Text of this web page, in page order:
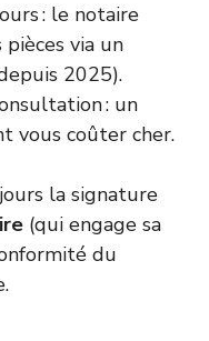
: le notaire
via un
2025).
: un
vous coûter cher.
la signature
(qui engage sa
du